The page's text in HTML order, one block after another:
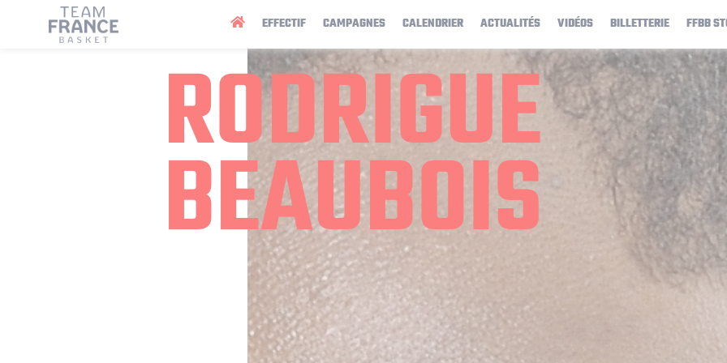
EFFECTIF CAMPAGNES CALENDRIER ACTUALITÉS VIDÉOS BILLETTERIE FFBB
RODRIGUE
BEAUBOIS
Panneau de gestion des cookies